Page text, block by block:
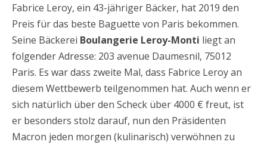
Fabrice Leroy, ein 43-jähriger Bäcker, hat 2019 den
Preis für das beste Baguette von Paris bekommen.
Seine Bäckerei Boulangerie Leroy-Monti liegt an
folgender Adresse: 203 avenue Daumesnil, 75012
Paris. Es war dass zweite Mal, dass Fabrice Leroy an
diesem Wettbewerb teilgenommen hat. Auch wenn er
sich natürlich über den Scheck über 4000 € freut, ist
er besonders stolz darauf, nun den Präsidenten
Macron jeden morgen (kulinarisch) verwöhnen zu